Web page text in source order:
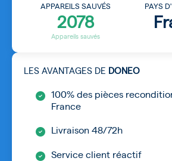
APPAREILS SAUVÉS
2078
Appareils sauvés
PAYS
LES AVANTAGES DE DONEO
100% des pièces
France
Livraison 48/72h
Service client réactif